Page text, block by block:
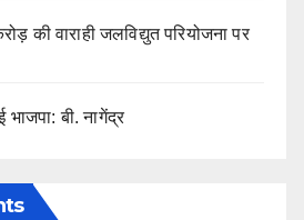
की वाराही जलविद्युत परियोजना पर
बी. नागेंद्र